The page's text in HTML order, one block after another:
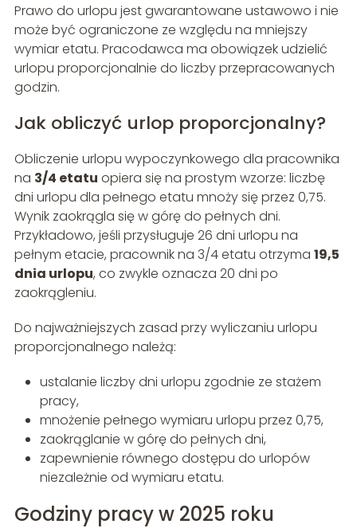
Prawo do urlopu jest gwarantowane ustawowo i nie
może być ograniczone ze względu na mniejszy
wymiar etatu. Pracodawca ma obowiązek udzielić
urlopu proporcjonalnie do liczby przepracowanych
godzin.
Jak obliczyć urlop proporcjonalny?
Obliczenie urlopu wypoczynkowego dla pracownika
na 3/4 etatu opiera się na prostym wzorze: liczbę
dni urlopu dla pełnego etatu mnoży się przez 0,75.
Wynik zaokrągla się w górę do pełnych dni.
Przykładowo, jeśli przysługuje 26 dni urlopu na
pełnym etacie, pracownik na 3/4 etatu otrzyma 19,5
dnia urlopu, co zwykle oznacza 20 dni po
zaokrągleniu.
Do najważniejszych zasad przy wyliczaniu urlopu
proporcjonalnego należą:
ustalanie liczby dni urlopu zgodnie ze stażem
pracy,
mnożenie pełnego wymiaru urlopu przez 0,75,
zaokrąglanie w górę do pełnych dni,
zapewnienie równego dostępu do urlopów
niezależnie od wymiaru etatu.
Godziny pracy w 2025 roku